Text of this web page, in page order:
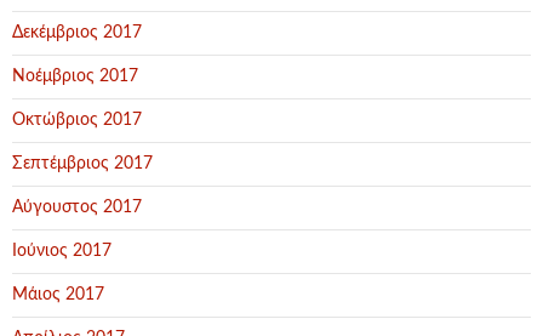
Δεκέμβριος 2017
Νοέμβριος 2017
Οκτώβριος 2017
Σεπτέμβριος 2017
Αύγουστος 2017
Ιούνιος 2017
Μάιος 2017